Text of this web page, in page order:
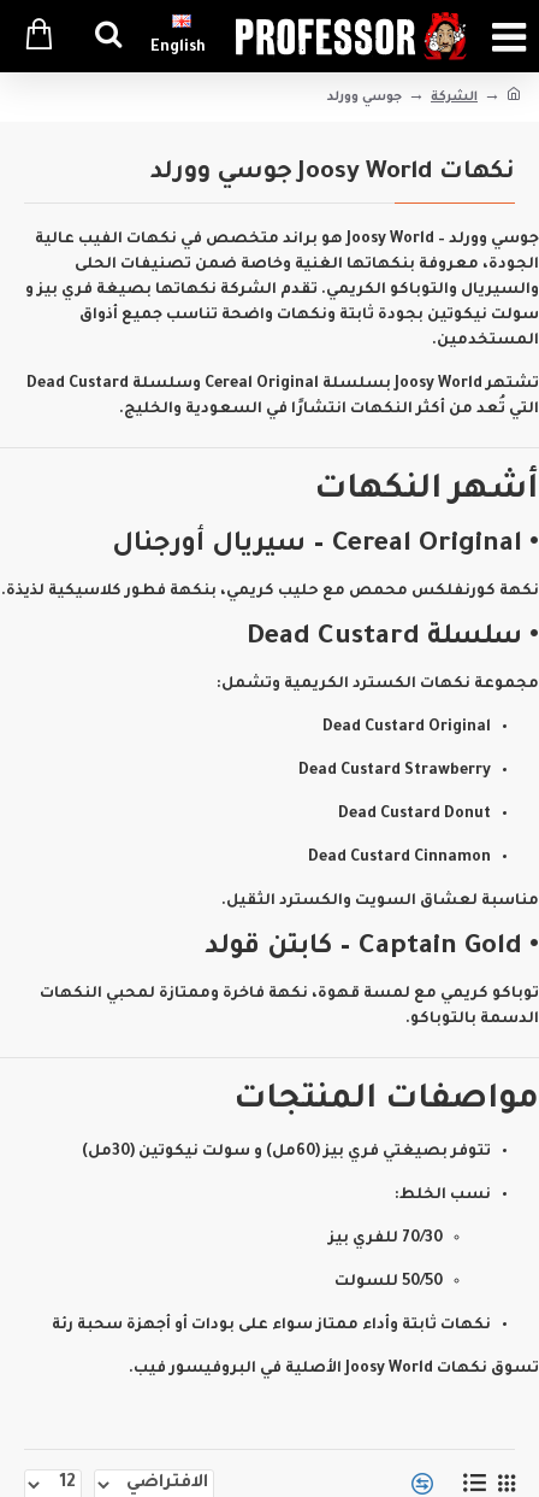
English
الشركة جوسي وورلد
نكهات Joosy World جوسي وورلد
جوسي وورلد – Joosy World
هو براند متخصص في نكهات الفيب عالية
الجودة، معروفة بنكهاتها الغنية وخاصة ضمن تصنيفات الحلى
والسيريال والتوباكو الكريمي. تقدم الشركة نكهاتها بصيغة فري بيزو
سولت نيكوتين بجودة ثابتة ونكهات واضحة تناسب جميع أذواق
المستخدمين.
تشتهر Joosy World بسلسلة Cereal Original وسلسلة Dead Custard
التي تُعد من أكثر النكهات انتشارًا في السعودية والخليج.
أشهر النكهات
• Cereal Original – سيريال أورجنال
نكهة كورنفلكس محمص مع حليب كريمي، بنكهة فطور كلاسيكية لذيذة.
• سلسلة Dead Custard
مجموعة نكهات الكسترد الكريمية وتشمل:
Dead Custard Original
Dead Custard Strawberry
Dead Custard Donut
Dead Custard Cinnamon
مناسبة لعشاق السويت والكسترد الثقيل.
• Captain Gold – كابتن قولد
توباكو كريمي مع لمسة قهوة، نكهة فاخرة وممتازة لمحبي النكهات
الدسمة بالتوباكو.
مواصفات المنتجات
تتوفر بصيغتي فري بيز (60مل) و سولت نيكوتين (30مل)
نسب الخلط:
70/30 للفري بيز
50/50 للسولت
نكهات ثابتة وأداء ممتاز سواء على بودات أو أجهزة سحبة رئة
تسوق نكهات Joosy Worldالأصلية في البروفيسور فيب.